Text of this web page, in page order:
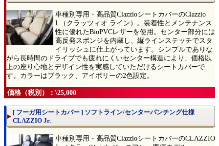
車種別専用・高品質ClazzioシートカバーのClazzio
L（クラッツィオ ライン）。装着性とメンテナンス
性に優れたBioPVCレザーを使用。センター部分には
高反発スポンジを内蔵し、縦ラインステッチでスタ
イリッシュに仕上がっています。シンプルでありな
がら長時間のドライブでも疲れにくいセンター構造により、価格以
上の座り心地とデザイン性を実感していただけるシートカバーで
す。カラーはブラック、アイボリーの2色設定。
価格（税別）：\25,000
[ フーガ用シートカバー ] ソフトライン/センターパンチング仕様
CLAZZIO Jr.
車種別専用・高品質ClazzioシートカバーのCLAZZIO